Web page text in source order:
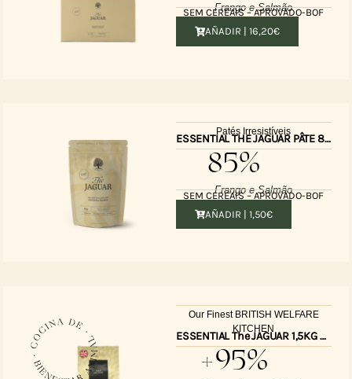
Frango e Salmão
SEM CEREAIS – APROVADO-BOF
AÑADIR |16,20€
Patés Irresistíveis
ESSENTIAL THE JAGUAR PÂTE 85G
85%
Frango e Salmão
SEM CEREAIS – APROVADO-BOF
AÑADIR |1,50€
Our Finest BRITISH WELFARE
KITCHEN
ESSENTIAL The JAGUAR 1,5KG UK
+95%